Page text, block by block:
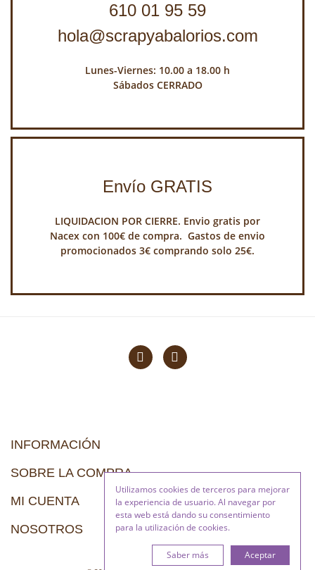
Utilizamos cookies de terceros para mejorar
la experiencia de usuario. Al navegar por
esta web está dando su consentimiento
para la utilización de cookies.
Aceptar
Saber más
610 01 95 59
hola@scrapyabalorios.com
Lunes-Viernes: 10.00 a 18.00 h
Sábados CERRADO
Envío GRATIS
LIQUIDACION POR CIERRE. Envio gratis por
Nacex con 100€ de compra. Gastos de envio
promocionados 3€ comprando solo 25€.
INFORMACIÓN
SOBRE LA COMPRA
MI CUENTA
NOSOTROS